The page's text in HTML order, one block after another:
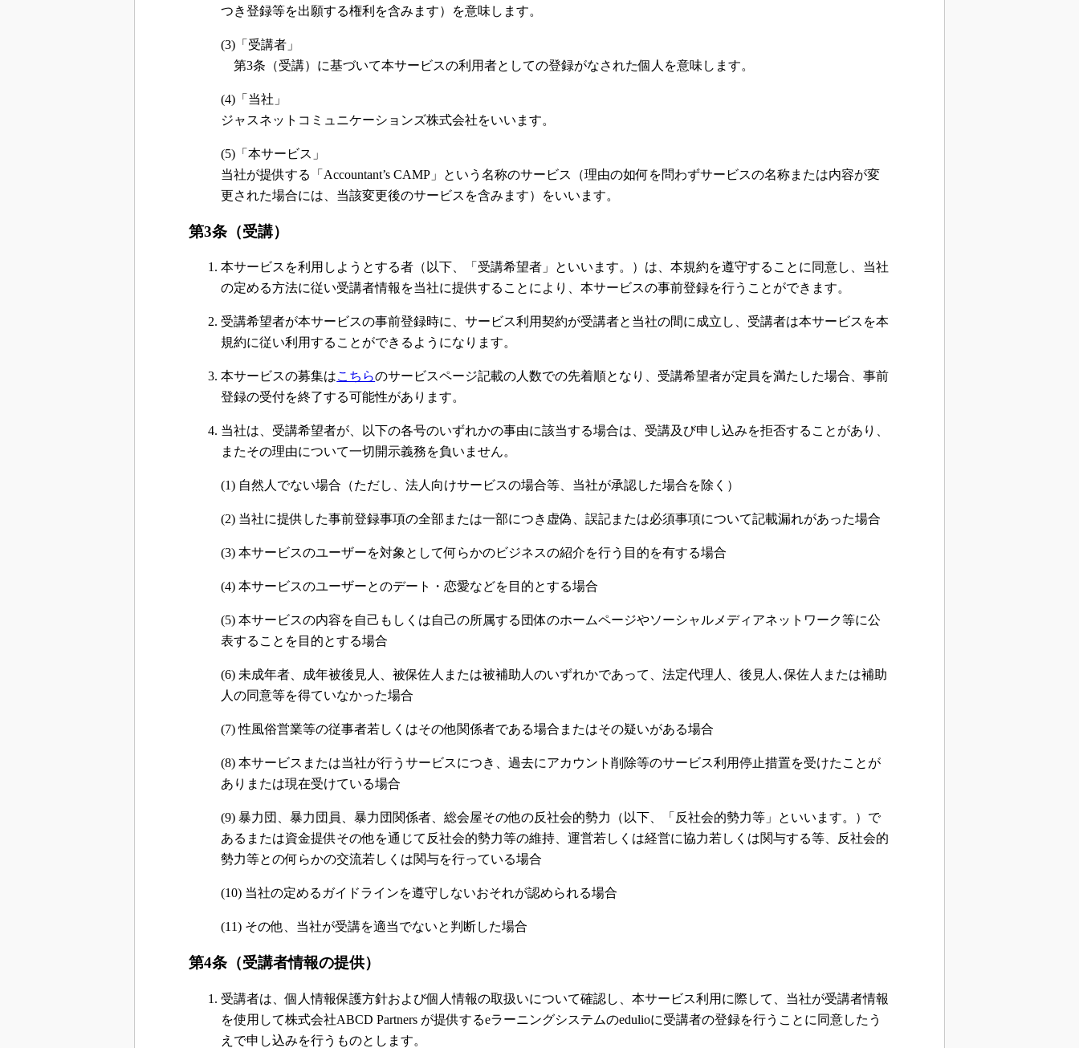
つき登録等を出願する権利を含みます）を意味します。
(3)「受講者」
第3条（受講）に基づいて本サービスの利用者としての登録がなされた個人を意味します。
(4)「当社」
ジャスネットコミュニケーションズ株式会社をいいます。
(5)「本サービス」
当社が提供する「Accountant’s CAMP」という名称のサービス（理由の如何を問わずサービスの名称または内容が変
更された場合には、当該変更後のサービスを含みます）をいいます。
第3条（受講）
本サービスを利用しようとする者（以下、「受講希望者」といいます。）は、本規約を遵守することに同意し、当社
の定める方法に従い受講者情報を当社に提供することにより、本サービスの事前登録を行うことができます。
受講希望者が本サービスの事前登録時に、サービス利用契約が受講者と当社の間に成立し、受講者は本サービスを本
規約に従い利用することができるようになります。
本サービスの募集はこちらのサービスページ記載の人数での先着順となり、受講希望者が定員を満たした場合、事前
登録の受付を終了する可能性があります。
当社は、受講希望者が、以下の各号のいずれかの事由に該当する場合は、受講及び申し込みを拒否することがあり、
またその理由について一切開示義務を負いません。
(1) 自然人でない場合（ただし、法人向けサービスの場合等、当社が承認した場合を除く）
(2) 当社に提供した事前登録事項の全部または一部につき虚偽、誤記または必須事項について記載漏れがあった場合
(3) 本サービスのユーザーを対象として何らかのビジネスの紹介を行う目的を有する場合
(4) 本サービスのユーザーとのデート・恋愛などを目的とする場合
(5) 本サービスの内容を自己もしくは自己の所属する団体のホームページやソーシャルメディアネットワーク等に公
表することを目的とする場合
(6) 未成年者、成年被後見人、被保佐人または被補助人のいずれかであって、法定代理人、後見人､保佐人または補助
人の同意等を得ていなかった場合
(7) 性風俗営業等の従事者若しくはその他関係者である場合またはその疑いがある場合
(8) 本サービスまたは当社が行うサービスにつき、過去にアカウント削除等のサービス利用停止措置を受けたことが
ありまたは現在受けている場合
(9) 暴力団、暴力団員、暴力団関係者、総会屋その他の反社会的勢力（以下、「反社会的勢力等」といいます。）で
あるまたは資金提供その他を通じて反社会的勢力等の維持、運営若しくは経営に協力若しくは関与する等、反社会的
勢力等との何らかの交流若しくは関与を行っている場合
(10) 当社の定めるガイドラインを遵守しないおそれが認められる場合
(11) その他、当社が受講を適当でないと判断した場合
第4条（受講者情報の提供）
受講者は、個人情報保護方針および個人情報の取扱いについて確認し、本サービス利用に際して、当社が受講者情報
を使用して株式会社ABCD Partners が提供するeラーニングシステムのedulioに受講者の登録を行うことに同意したう
えで申し込みを行うものとします。